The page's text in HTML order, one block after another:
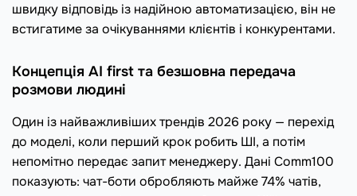
швидку відповідь із надійною автоматизацією, він не
встигатиме за очікуваннями клієнтів і конкурентами.
Концепція AI first та безшовна передача
розмови людині
Один із найважливіших трендів 2026 року — перехід
до моделі, коли перший крок робить ШІ, а потім
непомітно передає запит менеджеру. Дані Comm100
показують: чат-боти обробляють майже 74% чатів,